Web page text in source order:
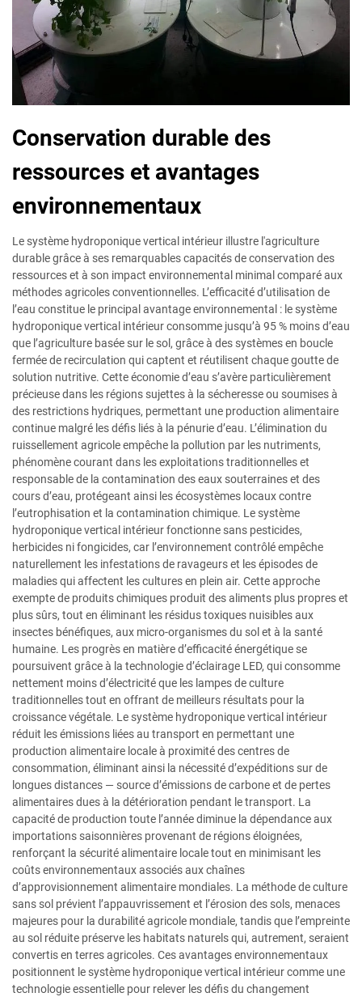
Conservation durable des
ressources et avantages
environnementaux
Le système hydroponique vertical intérieur illustre l'agriculture
durable grâce à ses remarquables capacités de conservation des
ressources et à son impact environnemental minimal comparé aux
méthodes agricoles conventionnelles. L’efficacité d’utilisation de
l’eau constitue le principal avantage environnemental : le système
hydroponique vertical intérieur consomme jusqu’à 95 % moins d’eau
que l’agriculture basée sur le sol, grâce à des systèmes en boucle
fermée de recirculation qui captent et réutilisent chaque goutte de
solution nutritive. Cette économie d’eau s’avère particulièrement
précieuse dans les régions sujettes à la sécheresse ou soumises à
des restrictions hydriques, permettant une production alimentaire
continue malgré les défis liés à la pénurie d’eau. L’élimination du
ruissellement agricole empêche la pollution par les nutriments,
phénomène courant dans les exploitations traditionnelles et
responsable de la contamination des eaux souterraines et des
cours d’eau, protégeant ainsi les écosystèmes locaux contre
l’eutrophisation et la contamination chimique. Le système
hydroponique vertical intérieur fonctionne sans pesticides,
herbicides ni fongicides, car l’environnement contrôlé empêche
naturellement les infestations de ravageurs et les épisodes de
maladies qui affectent les cultures en plein air. Cette approche
exempte de produits chimiques produit des aliments plus propres et
plus sûrs, tout en éliminant les résidus toxiques nuisibles aux
insectes bénéfiques, aux micro-organismes du sol et à la santé
humaine. Les progrès en matière d’efficacité énergétique se
poursuivent grâce à la technologie d’éclairage LED, qui consomme
nettement moins d’électricité que les lampes de culture
traditionnelles tout en offrant de meilleurs résultats pour la
croissance végétale. Le système hydroponique vertical intérieur
réduit les émissions liées au transport en permettant une
production alimentaire locale à proximité des centres de
consommation, éliminant ainsi la nécessité d’expéditions sur de
longues distances — source d’émissions de carbone et de pertes
alimentaires dues à la détérioration pendant le transport. La
capacité de production toute l’année diminue la dépendance aux
importations saisonnières provenant de régions éloignées,
renforçant la sécurité alimentaire locale tout en minimisant les
coûts environnementaux associés aux chaînes
d’approvisionnement alimentaire mondiales. La méthode de culture
sans sol prévient l’appauvrissement et l’érosion des sols, menaces
majeures pour la durabilité agricole mondiale, tandis que l’empreinte
au sol réduite préserve les habitats naturels qui, autrement, seraient
convertis en terres agricoles. Ces avantages environnementaux
positionnent le système hydroponique vertical intérieur comme une
technologie essentielle pour relever les défis du changement